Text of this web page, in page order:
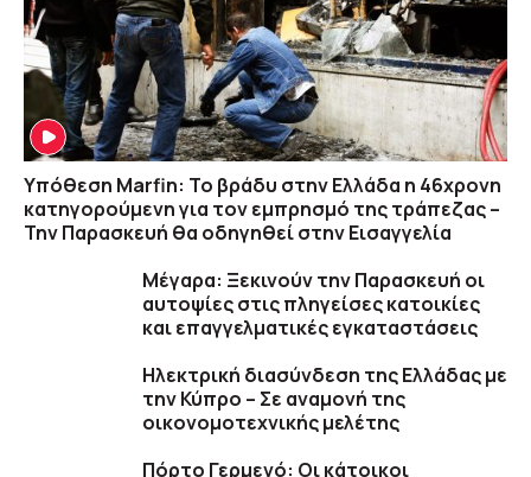
Υπόθεση Marfin: Το βράδυ στην Ελλάδα η 46χρονη
κατηγορούμενη για τον εμπρησμό της τράπεζας –
Την Παρασκευή θα οδηγηθεί στην Εισαγγελία
Μέγαρα: Ξεκινούν την Παρασκευή οι
αυτοψίες στις πληγείσες κατοικίες
και επαγγελματικές εγκαταστάσεις
Ηλεκτρική διασύνδεση της Ελλάδας με
την Κύπρο – Σε αναμονή της
οικονομοτεχνικής μελέτης
Πόρτο Γερμενό: Οι κάτοικοι